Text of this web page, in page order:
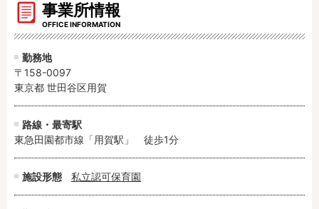
事業所情報
OFFICE INFORMATION
勤務地
〒158-0097
東京都 世田谷区用賀
路線・最寄駅
東急田園都市線「用賀駅」　徒歩1分
施設形態 私立認可保育園